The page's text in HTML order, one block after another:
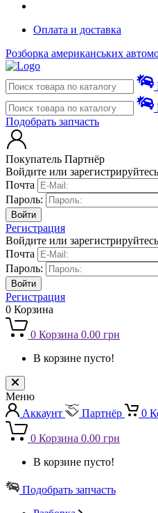
Оплата и доставка
Розборка американських
Подобрать запчасть
Покупатель Партнёр
Войдите или зарегистрируйтесь
Почта
Пароль:
Регистрация
Войдите или
Почта
Пароль:
Регистрация
0 Корзина
0 Корзина 0.00 грн
В корзине пусто!
Меню
Аккаунт
Партнёр 0
0 Корзина 0.00 грн
В корзине пусто!
Подобрать запчасть